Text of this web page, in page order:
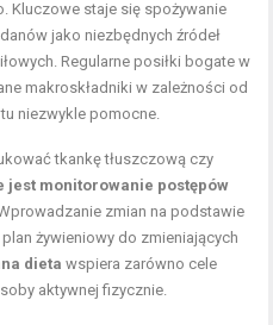
Kluczowe staje się spożywanie
jako niezbędnych źródeł
Regularne posiłki bogate w
makroskładniki w zależności od
niezwykle pomocne.
tkankę tłuszczową czy
jest monitorowanie postępów
zmian na podstawie
żywieniowy do zmieniających
dieta wspiera zarówno cele
aktywnej fizycznie.